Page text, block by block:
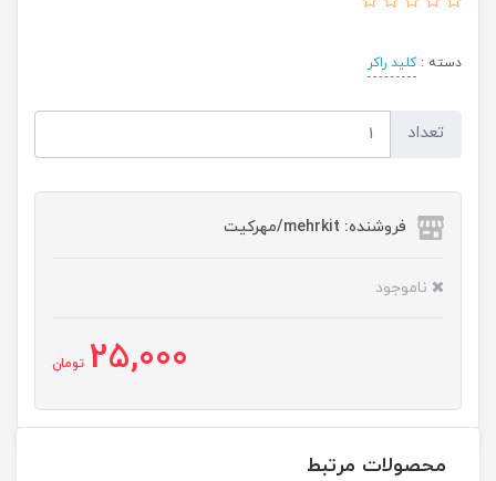
دسته :کلید راکر
تعداد
فروشنده: mehrkit/مهرکیت
ناموجود
25,000 تومان
محصولات مرتبط